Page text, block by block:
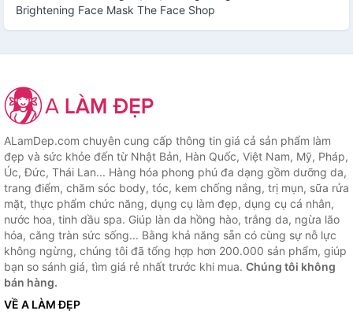
Brightening Face Mask The Face Shop
ALamDep.com chuyên cung cấp thông tin giá cả sản phẩm làm
đẹp và sức khỏe đến từ Nhật Bản, Hàn Quốc, Việt Nam, Mỹ, Pháp,
Úc, Đức, Thái Lan... Hàng hóa phong phú đa dạng gồm dưỡng da,
trang điểm, chăm sóc body, tóc, kem chống nắng, trị mụn, sữa rửa
mặt, thực phẩm chức năng, dụng cụ làm đẹp, dụng cụ cá nhân,
nước hoa, tinh dầu spa. Giúp làn da hồng hào, trắng da, ngừa lão
hóa, căng tràn sức sống... Bằng khả năng sẵn có cùng sự nỗ lực
không ngừng, chúng tôi đã tổng hợp hơn 200.000 sản phẩm, giúp
bạn so sánh giá, tìm giá rẻ nhất trước khi mua. Chúng tôi không
bán hàng.
VỀ A LÀM ĐẸP